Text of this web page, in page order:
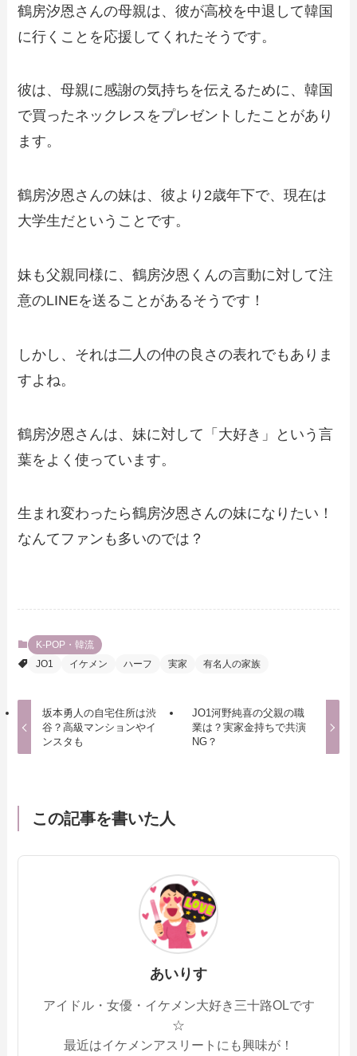
鶴房汐恩さんの母親は、彼が高校を中退して韓国
に行くことを応援してくれたそうです。
彼は、母親に感謝の気持ちを伝えるために、韓国
で買ったネックレスをプレゼントしたことがあり
ます。
鶴房汐恩さんの妹は、彼より2歳年下で、現在は
大学生だということです。
妹も父親同様に、鶴房汐恩くんの言動に対して注
意のLINEを送ることがあるそうです！
しかし、それは二人の仲の良さの表れでもありま
すよね。
鶴房汐恩さんは、妹に対して「大好き」という言
葉をよく使っています。
生まれ変わったら鶴房汐恩さんの妹になりたい！
なんてファンも多いのでは？
K-POP・韓流
JO1
イケメン ハーフ 実家 有名人の家族
坂本勇人の自宅住所は渋
谷？高級マンションやイ
ンスタも
JO1河野純喜の父親の職
業は？実家金持ちで共演
NG？
この記事を書いた人
あいりす
アイドル・女優・イケメン大好き三十路OLです
☆
最近はイケメンアスリートにも興味が！